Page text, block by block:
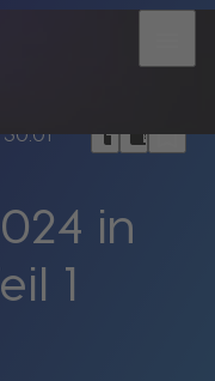
30:01 headphoneschrome_reader_modebookmark_border
in
1